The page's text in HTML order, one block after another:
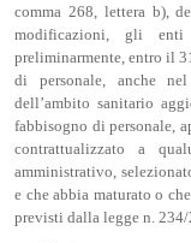
comma 268, lettera b),
modificazioni, gli enti
preliminarmente, entro il
di personale, anche
dell’ambito sanitario
fabbisogno di personale,
contrattualizzato a
amministrativo,
e che abbia maturato o
previsti dalla legge n.